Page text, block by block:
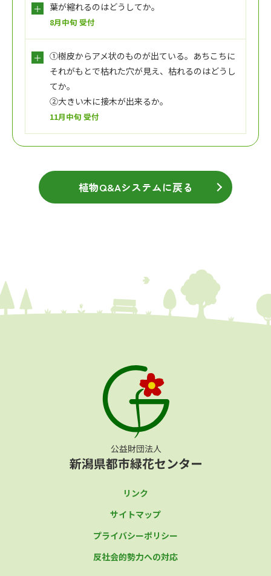
葉が縮れるのはどうしてか。
8月中旬 受付
①樹皮からアメ状のものが出ている。あちこちに
それがもとで枯れた穴が見え、枯れるのはどうし
てか。
②大きい木に接木が出来るか。
11月中旬 受付
植物Q&Aシステムに戻る
リンク
サイトマップ
プライバシーポリシー
反社会的勢力への対応